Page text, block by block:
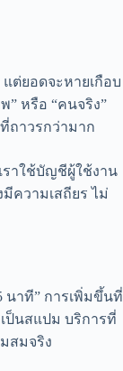
ต่ยอดจะหายเกือบ
หรือ “คนจริง”
ถาวรกว่ามาก
ราใช้บัญชีผู้ใช้งาน
ความเสถียร ไม่
นาที” การเพิ่มขึ้นที่
ป็นสแปม บริการที่
สมจริง